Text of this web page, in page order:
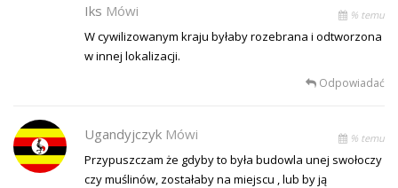
Iks Mówi % temu
W cywilizowanym kraju byłaby rozebrana i odtworzona
w innej lokalizacji.
Odpowiadać
Ugandyjczyk Mówi % temu
Przypuszczam że gdyby to była budowla unej swołoczy
czy muślinów, zostałaby na miejscu , lub by ją